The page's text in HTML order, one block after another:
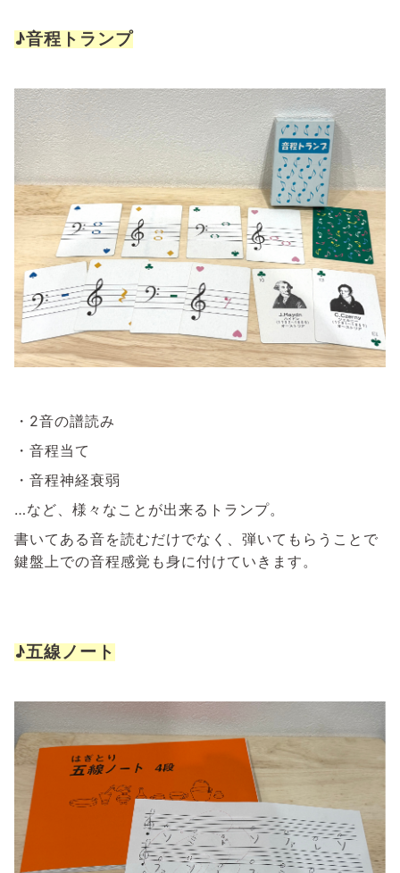
♪音程トランプ
・2音の譜読み
・音程当て
・音程神経衰弱
…など、様々なことが出来るトランプ。
書いてある音を読むだけでなく、弾いてもらうことで
鍵盤上での音程感覚も身に付けていきます。
♪五線ノート